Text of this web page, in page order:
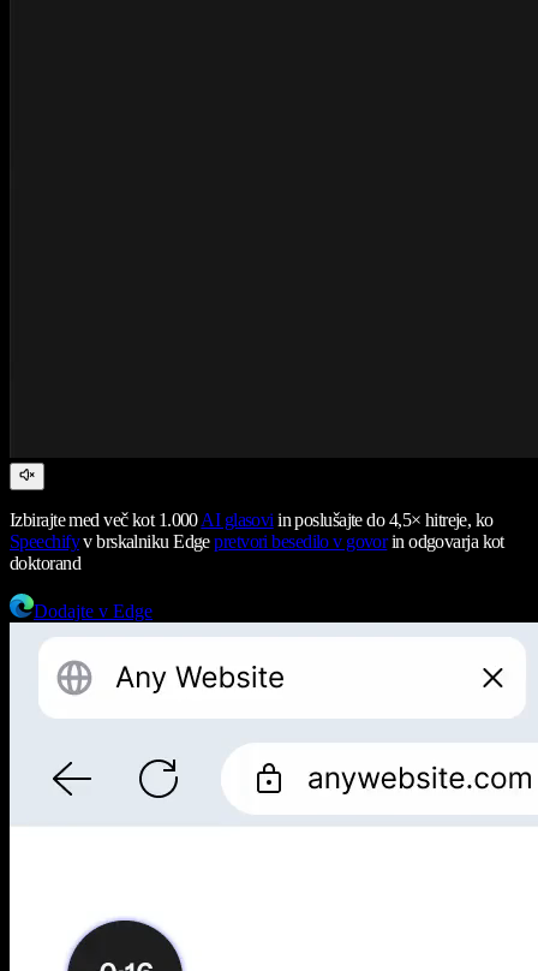
Izbirajte med več kot 1.000AI glasovi in poslušajte do 4,5× hitreje, ko
Speechifyv brskalniku Edgepretvori besedilo v govorin odgovarja kot
doktorand
Dodajte v Edge